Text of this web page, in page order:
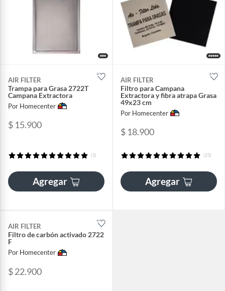
AIR FILTER
Trampa para Grasa 2722T
Campana Extractora
Por Homecenter
$ 15.900
(3)
Agregar
AIR FILTER
Filtro para Campana
Extractora y fibra atrapa Grasa
49x23 cm
Por Homecenter
$ 18.900
(23)
Agregar
AIR FILTER
Filtro de carbón activado 2722
F
Por Homecenter
$ 22.900